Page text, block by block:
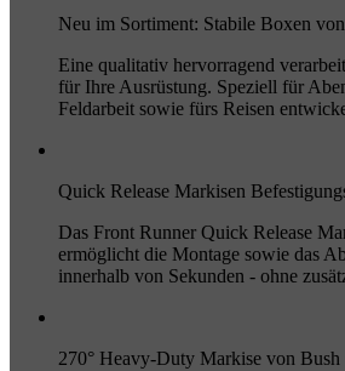
Neu im Sortiment: Stabile Boxen
Eine qualitativ hervorragend
für Ihre Ausrüstung. Speziell für
Feldarbeit sowie fürs Reisen
Quick Release Markisen
Das Front Runner Quick Release
ermöglicht die Montage sowie das
innerhalb von Sekunden - ohne
270° Heavy-Duty Markise von Bush